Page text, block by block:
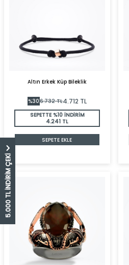
5.000 TL İNDİRİM ÇEKİ
Altın Erkek Küp Bileklik
%306.732TL4.712 TL
SEPETTE %10 İNDİRİM
4.241 TL
SEPETE EKLE